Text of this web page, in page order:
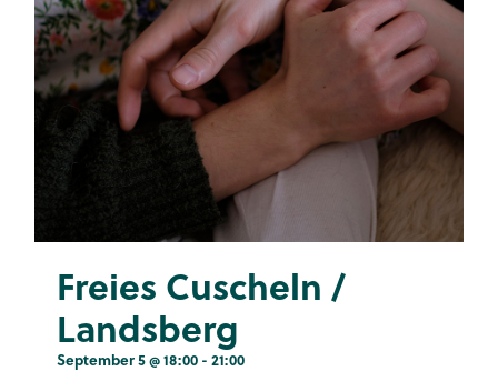
Freies Cuscheln /
Landsberg
September 5 @ 18:00- 21:00